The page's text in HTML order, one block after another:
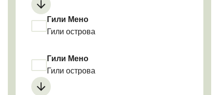
Гили Мено
Гили острова
Гили Мено
Гили острова